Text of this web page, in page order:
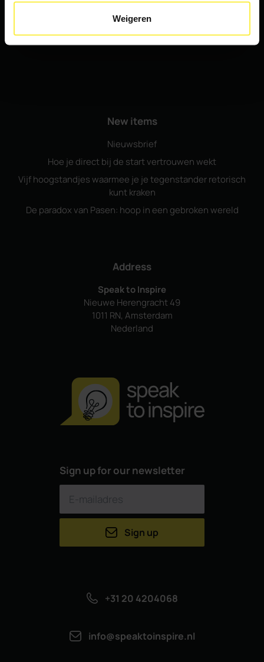
Weigeren
New items
Nieuwsbrief
Hoe je direct bij de start vertrouwen wekt
Vijf hoogstandjes waarmee je je tegenstander retorisch
kunt kraken
De paradox van Pasen: hoop in een gebroken wereld
Address
Speak to Inspire
Nieuwe Herengracht 49
1011 RN, Amsterdam
Nederland
Sign up for our newsletter
Sign up
+31 20 4204068
info@speaktoinspire.nl